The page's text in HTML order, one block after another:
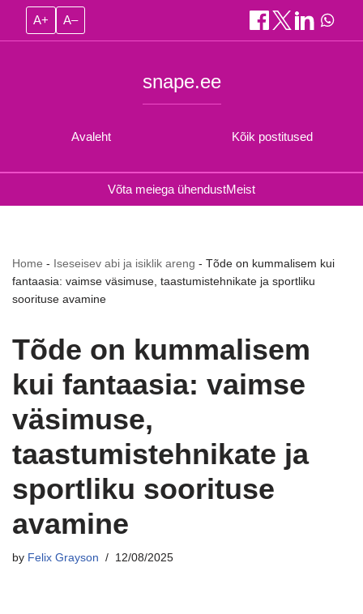
A+ A–
Avaleht
snape.ee
Kõik postitused
Võta meiega ühendustMeist
Home - Iseseisev abi ja isiklik areng - Tõde on kummalisem kui
fantaasia: vaimse väsimuse, taastumistehnikate ja sportliku
soorituse avamine
Tõde on kummalisem
kui fantaasia: vaimse
väsimuse,
taastumistehnikate ja
sportliku soorituse
avamine
by Felix Grayson 12/08/2025